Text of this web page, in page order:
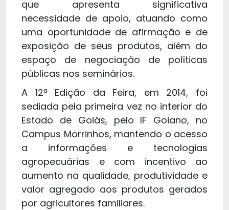
que apresenta significativa
necessidade de apoio, atuando como
uma oportunidade de afirmação e de
exposição de seus produtos, além do
espaço de negociação de políticas
públicas nos seminários.
A 12ª Edição da Feira, em 2014, foi
sediada pela primeira vez no interior do
Estado de Goiás, pelo IF Goiano, no
Campus Morrinhos, mantendo o acesso
a informações e tecnologias
agropecuárias e com incentivo ao
aumento na qualidade, produtividade e
valor agregado aos produtos gerados
por agricultores familiares.